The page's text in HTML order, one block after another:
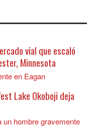
vial que escaló
Minnesota
Lake Okoboji deja